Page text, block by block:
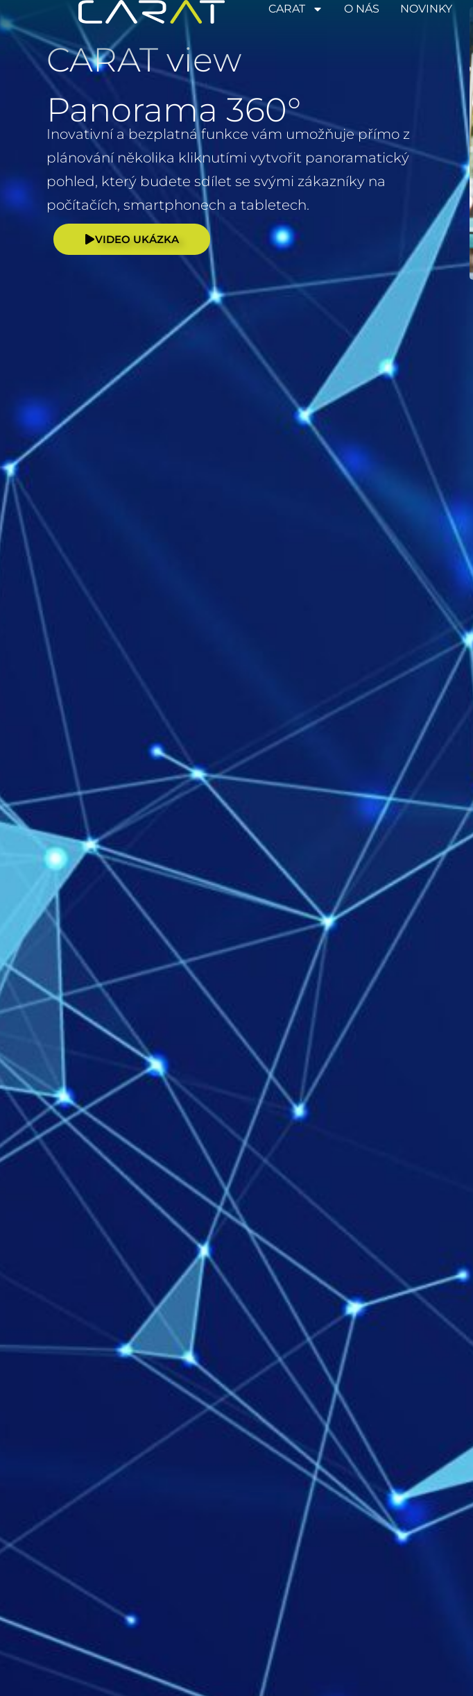
na
CARAT O NÁS NOVINKY
CARAT view
Panorama 360°
Inovativní a bezplatná funkce vám umožňuje přímo z
plánování několika kliknutími vytvořit panoramatický
pohled, který budete sdílet se svými zákazníky na
počítačích, smartphonech a tabletech.
VIDEO UKÁZKA